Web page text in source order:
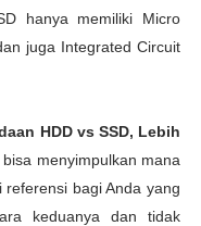
hanya memiliki Micro
juga Integrated Circuit
HDD vs SSD, Lebih
bisa menyimpulkan mana
bagi Anda yang
keduanya dan tidak